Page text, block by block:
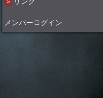
リンク
メンバーログイン